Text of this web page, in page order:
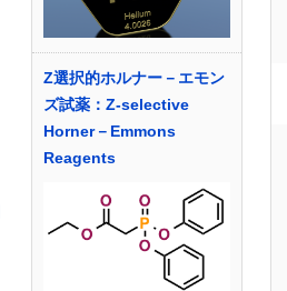
Z選択的ホルナー－エモン
ズ試薬：Z-selective
Horner－Emmons
Reagents